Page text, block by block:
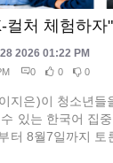
컬처 체험하자"
2026 01:22 PM
0 0 0
지은)이 청소년들
있는 한국어 집
터 8월7일까지 토